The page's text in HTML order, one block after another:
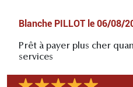
Blanche PILLOT le 06/08/
Prêt à payer plus cher
services